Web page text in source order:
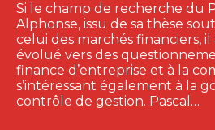
Si le champ de recherche du
Alphonse, issu de sa thèse
celui des marchés financiers,
évolué vers des
finance d’entreprise et à la
s’intéressant également à la
contrôle de gestion. Pascal…